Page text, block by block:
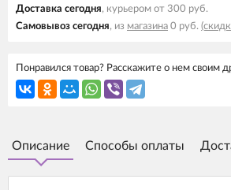
Доставка cегодня, курьером от 300 руб.
Самовывоз cегодня, из магазина 0 руб.
Понравился товар? Расскажите о нем своим
Описание Способы оплаты